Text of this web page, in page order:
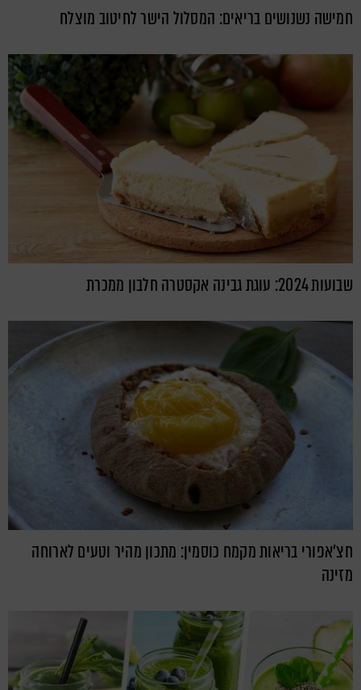
חמישה נשנושים בריאים: המסלול הישר לחיטוב מוצלח
שבועות 2024: עוגת גבינה אקסטרה חלבון ממכרת
חצ'אפורי בריאות מקמח כוסמין: מתכון מהיר וטעים לארוחה
מזינה